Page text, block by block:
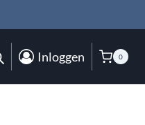
Inloggen 0